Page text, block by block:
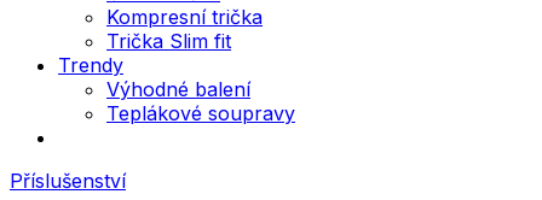
Kompresní trička
Trička Slim fit
Trendy
Výhodné balení
Teplákové soupravy
Příslušenství